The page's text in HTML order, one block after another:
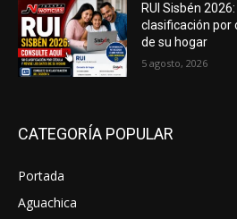
RUI Sisbén
clasificación por
de su hogar
5 agosto, 2026
CATEGORÍA POPULAR
Portada
Aguachica